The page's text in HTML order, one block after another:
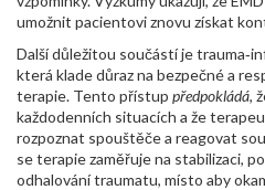
umožnit pacientovi znovu získat
Další důležitou součástí je
která klade důraz na bezpečné a
terapie. Tento přístup předpokládá,
každodenních situacích a že
rozpoznat spouštěče a reagovat
se terapie zaměřuje na stabilizaci,
odhalování traumatu, místo aby